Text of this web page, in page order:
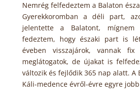
Nemrég felfedeztem a Balaton
Gyerekkoromban a déli part,
jelentette a Balatont,
fedeztem, hogy északi part is
éveben visszajárok, vannak
meglátogatok, de újakat is
változik és fejlődik 365 nap alatt. A
Káli-medence évről-évre egyre